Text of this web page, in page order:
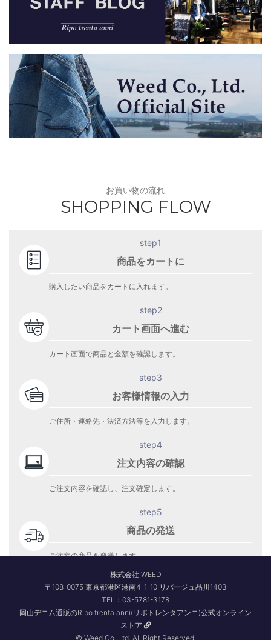
お買い物の流れ
SHOPPING FLOW
step1
商品をカートに
購入したい商品をカートに入れます。
step2
カート画面へ進む
カート画面で商品と金額を確認します。
step3
お客様情報の入力
ご住所・連絡先・決済方法等を入力します。
step4
注文内容の確認
ご注文内容を確認し、注文確定します。
step5
商品の発送
ご注文の商品を発送します。
株式会社 WEED
〒108-0075 東京都港区港南4-1-10 リバージュ品川1403
TEL：03-5781-3178
岡山デニム通販のRipo trenta anni(リポトレンタアンニ)公式オンライン
ストア
© Weed Co.,Ltd. All Right Reserved.